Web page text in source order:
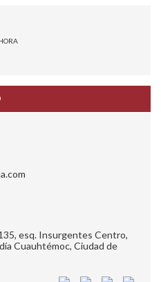
esq. Insurgentes Centro,
Cuauhtémoc, Ciudad de